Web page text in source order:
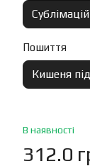
Пошиття
Кишеня
В наявності
312.0